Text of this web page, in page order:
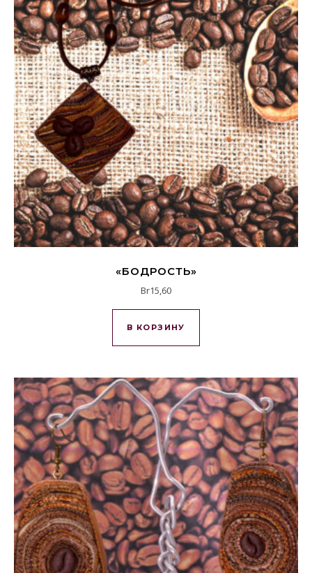
«БОДРОСТЬ»
Br15,60
В КОРЗИНУ